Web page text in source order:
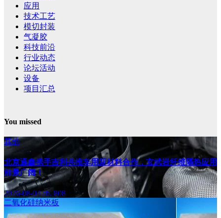
应用
技术工艺
模切封装
气凝胶
科技前沿
行业动态
论坛活动
设备
项目汇总
You missed
其他
北京通鑫携手吉利共推车用新材料合作，玄武岩纤维隔热应用
前景广阔！
2026-08-04ab, 808
二氧化硅纳米板